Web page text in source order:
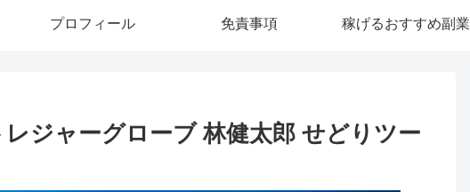
プロフィール 免責事項 稼げるおすすめ副業
ジャーグローブ 林健太郎 せどりツー